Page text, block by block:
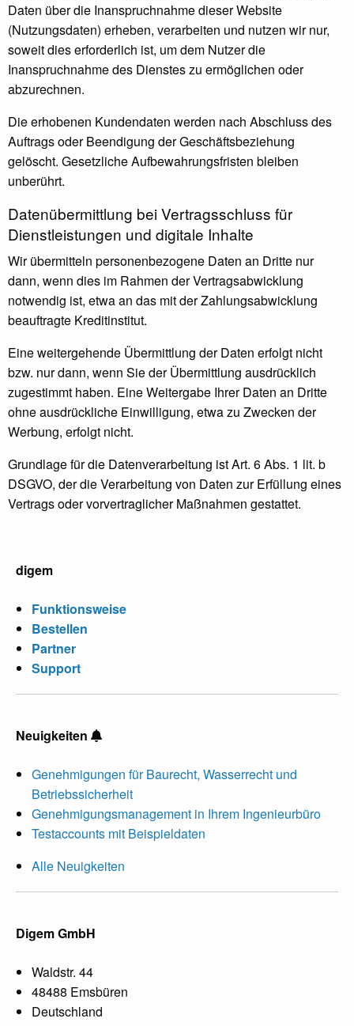
Daten über die Inanspruchnahme dieser Website
(Nutzungsdaten) erheben, verarbeiten und nutzen wir nur,
soweit dies erforderlich ist, um dem Nutzer die
Inanspruchnahme des Dienstes zu ermöglichen oder
abzurechnen.
Die erhobenen Kundendaten werden nach Abschluss des
Auftrags oder Beendigung der Geschäftsbeziehung
gelöscht. Gesetzliche Aufbewahrungsfristen bleiben
unberührt.
Daten­übermittlung bei Vertragsschluss für
Dienstleistungen und digitale Inhalte
Wir übermitteln personenbezogene Daten an Dritte nur
dann, wenn dies im Rahmen der Vertragsabwicklung
notwendig ist, etwa an das mit der Zahlungsabwicklung
beauftragte Kreditinstitut.
Eine weitergehende Übermittlung der Daten erfolgt nicht
bzw. nur dann, wenn Sie der Übermittlung ausdrücklich
zugestimmt haben. Eine Weitergabe Ihrer Daten an Dritte
ohne ausdrückliche Einwilligung, etwa zu Zwecken der
Werbung, erfolgt nicht.
Grundlage für die Datenverarbeitung ist Art. 6 Abs. 1 lit. b
DSGVO, der die Verarbeitung von Daten zur Erfüllung eines
Vertrags oder vorvertraglicher Maßnahmen gestattet.
digem
Funktionsweise
Bestellen
Partner
Support
Neuigkeiten
Genehmigungen für Baurecht, Wasserrecht und
Betriebssicherheit
Genehmigungsmanagement in Ihrem Ingenieurbüro
Testaccounts mit Beispieldaten
Alle Neuigkeiten
Digem GmbH
Waldstr. 44
48488 Emsbüren
Deutschland